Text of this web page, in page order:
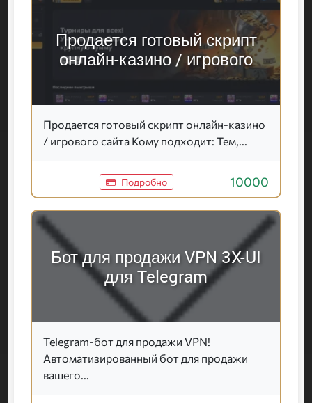
Продается готовый скрипт
онлайн-казино / игрового
Продается готовый скрипт онлайн-казино
/ игрового сайта Кому подходит: Тем,...
Подробно 10000
Бот для продажи VPN 3X-UI
для Telegram
Telegram-бот для продажи VPN!
Автоматизированный бот для продажи
вашего...